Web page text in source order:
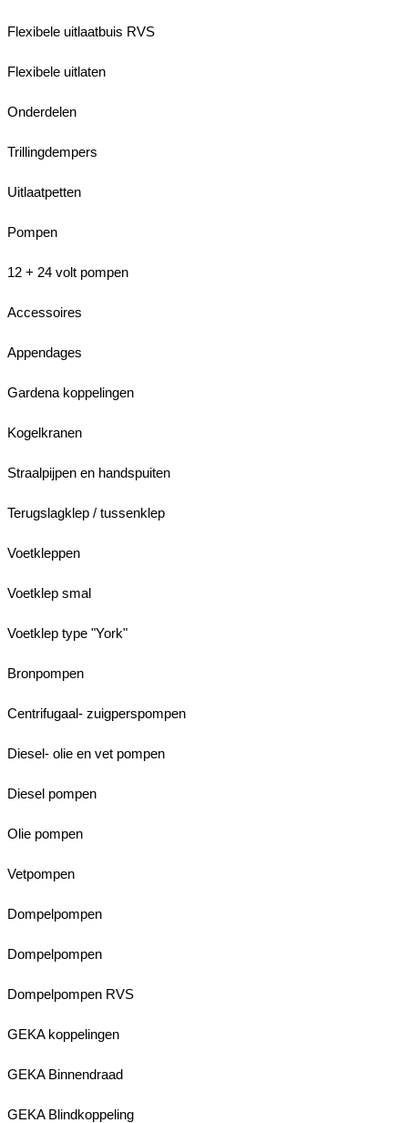
Flexibele uitlaatbuis RVS
Flexibele uitlaten
Onderdelen
Trillingdempers
Uitlaatpetten
Pompen
12 + 24 volt pompen
Accessoires
Appendages
Gardena koppelingen
Kogelkranen
Straalpijpen en handspuiten
Terugslagklep / tussenklep
Voetkleppen
Voetklep smal
Voetklep type "York"
Bronpompen
Centrifugaal- zuigperspompen
Diesel- olie en vet pompen
Diesel pompen
Olie pompen
Vetpompen
Dompelpompen
Dompelpompen
Dompelpompen RVS
GEKA koppelingen
GEKA Binnendraad
GEKA Blindkoppeling